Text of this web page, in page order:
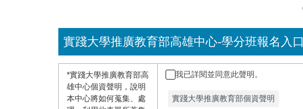
實踐大學推廣教育部高雄中心-學分班報名入口
*實踐大學推廣教育部高
雄中心個資聲明，說明
本中心將如何蒐集、處
我已詳閱並同意此聲明。